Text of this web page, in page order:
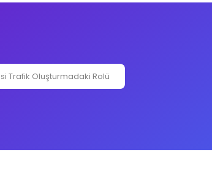
Trafik Oluşturmadaki Rolü